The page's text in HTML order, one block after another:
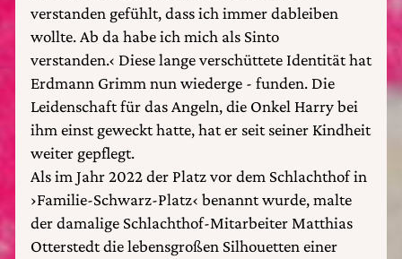
verstanden gefühlt, dass ich immer dableiben
wollte. Ab da habe ich mich als Sinto
verstanden.‹ Diese lange verschüttete Identität hat
Erdmann Grimm nun wiederge - funden. Die
Leidenschaft für das Angeln, die Onkel Harry bei
ihm einst geweckt hatte, hat er seit seiner Kindheit
weiter gepflegt.
Als im Jahr 2022 der Platz vor dem Schlachthof in
›Familie-Schwarz-Platz‹ benannt wurde, malte
der damalige Schlachthof-Mitarbeiter Matthias
Otterstedt die lebensgroßen Silhouetten einer